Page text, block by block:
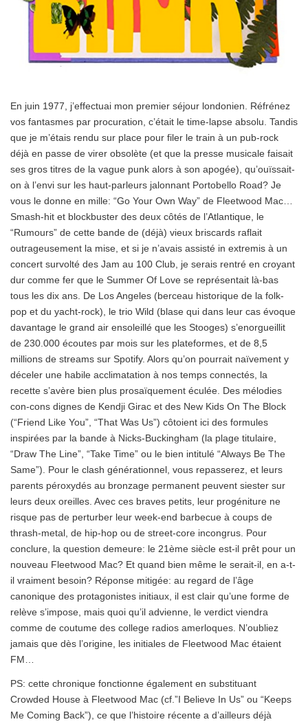
En juin 1977, j’effectuai mon premier séjour londonien. Réfrénez
vos fantasmes par procuration, c’était le time-lapse absolu. Tandis
que je m’étais rendu sur place pour filer le train à un pub-rock
déjà en passe de virer obsolète (et que la presse musicale faisait
ses gros titres de la vague punk alors à son apogée), qu’ouïssait-
on à l’envi sur les haut-parleurs jalonnant Portobello Road? Je
vous le donne en mille: “Go Your Own Way” de Fleetwood Mac…
Smash-hit et blockbuster des deux côtés de l’Atlantique, le
“Rumours” de cette bande de (déjà) vieux briscards raflait
outrageusement la mise, et si je n’avais assisté in extremis à un
concert survolté des Jam au 100 Club, je serais rentré en croyant
dur comme fer que le Summer Of Love se représentait là-bas
tous les dix ans. De Los Angeles (berceau historique de la folk-
pop et du yacht-rock), le trio Wild (blase qui dans leur cas évoque
davantage le grand air ensoleillé que les Stooges) s’enorgueillit
de 230.000 écoutes par mois sur les plateformes, et de 8,5
millions de streams sur Spotify. Alors qu’on pourrait naïvement y
déceler une habile acclimatation à nos temps connectés, la
recette s’avère bien plus prosaïquement éculée. Des mélodies
con-cons dignes de Kendji Girac et des New Kids On The Block
(“Friend Like You”, “That Was Us”) côtoient ici des formules
inspirées par la bande à Nicks-Buckingham (la plage titulaire,
“Draw The Line”, “Take Time” ou le bien intitulé “Always Be The
Same”). Pour le clash générationnel, vous repasserez, et leurs
parents péroxydés au bronzage permanent peuvent siester sur
leurs deux oreilles. Avec ces braves petits, leur progéniture ne
risque pas de perturber leur week-end barbecue à coups de
thrash-metal, de hip-hop ou de street-core incongrus. Pour
conclure, la question demeure: le 21ème siècle est-il prêt pour un
nouveau Fleetwood Mac? Et quand bien même le serait-il, en a-t-
il vraiment besoin? Réponse mitigée: au regard de l’âge
canonique des protagonistes initiaux, il est clair qu’une forme de
relève s’impose, mais quoi qu’il advienne, le verdict viendra
comme de coutume des college radios amerloques. N’oubliez
jamais que dès l’origine, les initiales de Fleetwood Mac étaient
FM…
PS: cette chronique fonctionne également en substituant
Crowded House à Fleetwood Mac (cf.”I Believe In Us” ou “Keeps
Me Coming Back”), ce que l’histoire récente a d’ailleurs déjà